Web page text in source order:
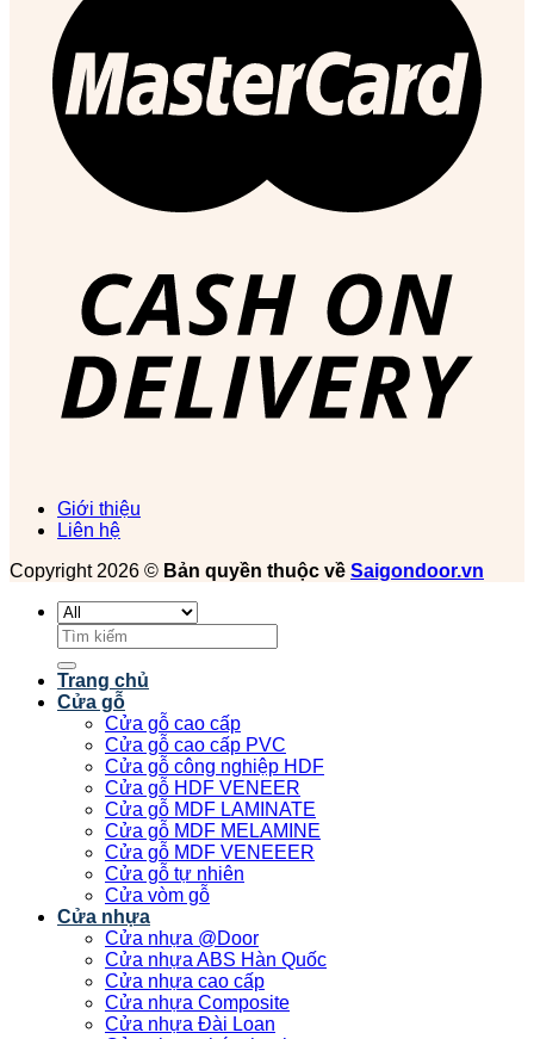
Giới thiệu
Liên hệ
Copyright 2026 © Bản quyền thuộc về Saigondoor.vn
Tìm
kiếm:
Trang chủ
Cửa gỗ
Cửa gỗ cao cấp
Cửa gỗ cao cấp PVC
Cửa gỗ công nghiệp HDF
Cửa gỗ HDF VENEER
Cửa gỗ MDF LAMINATE
Cửa gỗ MDF MELAMINE
Cửa gỗ MDF VENEEER
Cửa gỗ tự nhiên
Cửa vòm gỗ
Cửa nhựa
Cửa nhựa @Door
Cửa nhựa ABS Hàn Quốc
Cửa nhựa cao cấp
Cửa nhựa Composite
Cửa nhựa Đài Loan